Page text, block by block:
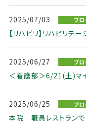
2025/07/03 ブ
【リハビリ】リハビリ
2025/06/27 ブ
＜看護部＞6/21(土)マ
2025/06/25 ブ
本院 職員レストランで